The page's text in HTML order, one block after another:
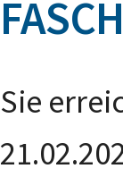
Sie